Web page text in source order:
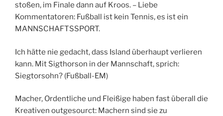
stoßen, im Finale dann auf Kroos. – Liebe
Kommentatoren: Fußball ist kein Tennis, es ist ein
MANNSCHAFTSSPORT.
Ich hätte nie gedacht, dass Island überhaupt verlieren
kann. Mit Sigthorson in der Mannschaft, sprich:
Siegtorsohn? (Fußball-EM)
Macher, Ordentliche und Fleißige haben fast überall die
Kreativen outgesourct: Machern sind sie zu